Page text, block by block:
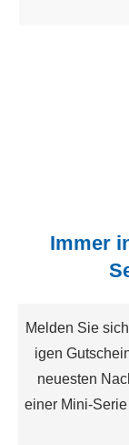
Immer
Melden Sie
igen
neuesten
einer Mini-